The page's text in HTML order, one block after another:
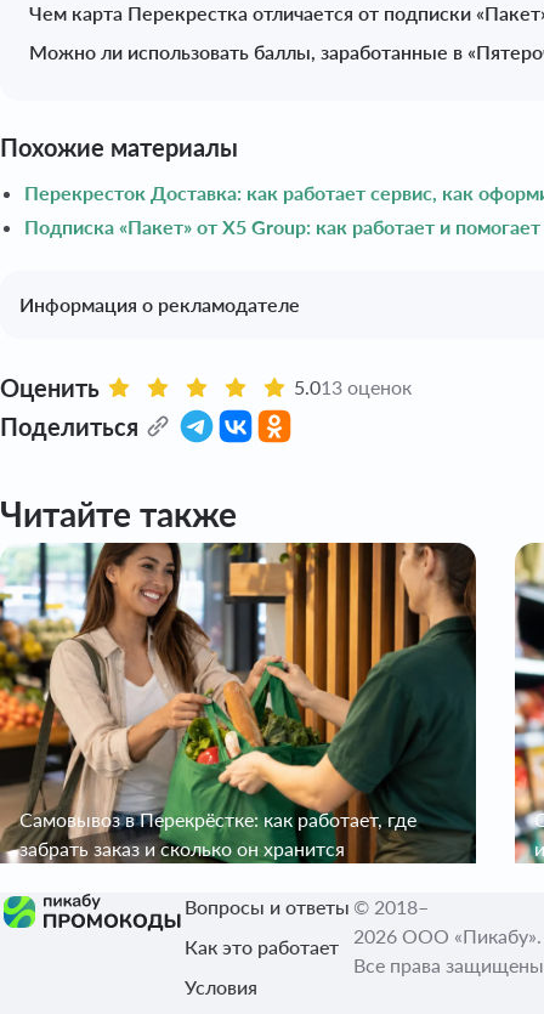
Чем карта Перекрестка отличается от подписки
Можно ли использовать баллы, заработанные в
Похожие материалы
Перекресток Доставка: как работает сервис, как
Подписка «Пакет» от X5 Group: как работает и
Информация о рекламодателе
Оценить 5.013 оценок
Поделиться
Читайте также
Самовывоз в Перекрёстке: как работает, где
забрать заказ и сколько он хранится
Вопросы и ответы
Как это работает
Условия
© 2018–
2026 ООО «Пикабу».
Все права защищены